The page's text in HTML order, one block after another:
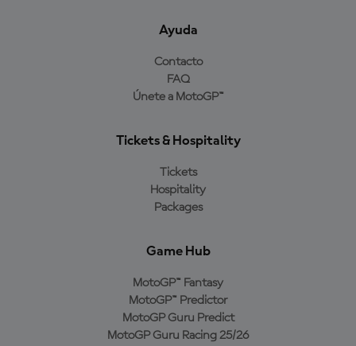
Ayuda
Contacto
FAQ
Únete a MotoGP™
Tickets & Hospitality
Tickets
Hospitality
Packages
Game Hub
MotoGP™ Fantasy
MotoGP™ Predictor
MotoGP Guru Predict
MotoGP Guru Racing 25/26